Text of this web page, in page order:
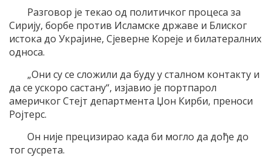
Разговор је текао од политичког процеса за
Сирију, борбе против Исламске државе и Блиског
истока до Украјине, Сјеверне Кореје и билатералних
односа.
„Они су се сложили да буду у сталном контакту и
да се ускоро састану“, изјавио је портпарол
америчког Стејт департмента Џон Кирби, преноси
Ројтерс.
Он није прецизирао када би могло да дође до
тог сусрета.